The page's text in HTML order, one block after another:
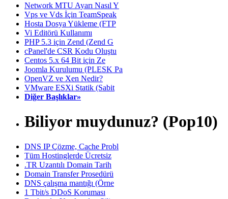
Network MTU Ayarı Nasıl Y
Vps ve Vds İçin TeamSpeak
Hosta Dosya Yükleme (FTP
Vi Editörü Kullanımı
PHP 5.3 için Zend (Zend G
cPanel'de CSR Kodu Oluştu
Centos 5.x 64 Bit için Ze
Joomla Kurulumu (PLESK Pa
OpenVZ ve Xen Nedir?
VMware ESXi Statik (Sabit
Diğer Başlıklar»
Biliyor muydunuz? (Pop10)
DNS IP Çözme, Cache Probl
Tüm Hostinglerde Ücretsiz
.TR Uzantılı Domain Tarih
Domain Transfer Prosedürü
DNS çalışma mantığı (Örne
1 Tbit/s DDoS Koruması